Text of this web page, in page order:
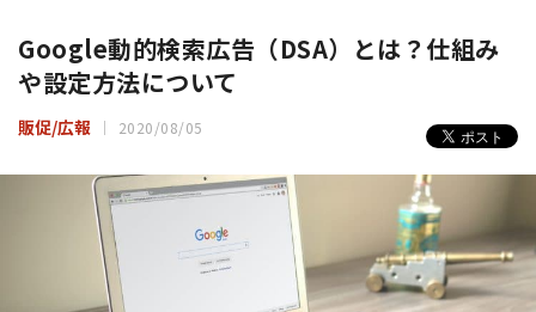
Google動的検索広告（DSA）とは？仕組み
や設定方法について
販促/広報 2020/08/05